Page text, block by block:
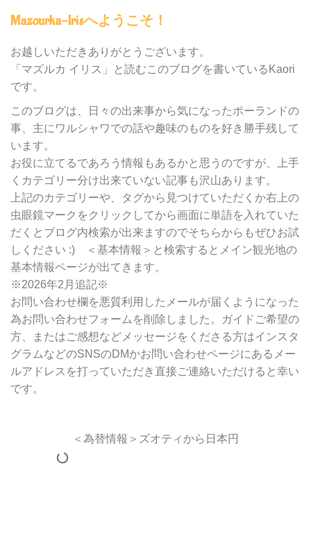
の
テ
ゴ
ー
別
検
索
Mazourka-Irisへようこそ！
お越しいただきありがとうございます。
「マズルカ イリス」と読むこのブログを書いているKaori
です。
このブログは、日々の出来事から気になったポーランドの
事、主にワルシャワでの話や趣味のものを好き勝手残して
います。
お役に立てるであろう情報もあるかと思うのですが、上手
くカテゴリー分け出来ていない記事も沢山あります。
上記のカテゴリーや、タグから見つけていただくか右上の
虫眼鏡マークをクリックしてから画面に単語を入れていた
だくとブログ内検索が出来ますのでそちらからもぜひお試
しください :) ＜基本情報＞と検索するとメイン観光地の
基本情報ページが出てきます。
※2026年2月追記※
お問い合わせ欄を悪質利用したメールが届くようになった
為お問い合わせフォームを削除しました。ガイドご希望の
方、またはご感想などメッセージをくださる方はインスタ
グラムなどのSNSのDMかお問い合わせページにあるメー
ルアドレスを打っていただき直接ご連絡いただけると幸い
です。
＜為替情報＞ズオティから日本円